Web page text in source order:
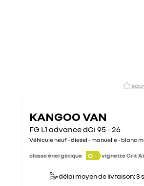
KANGOO VAN
FG L1 advance dCi 95 - 26
Véhicule neuf - diesel - manuelle - blanc
classe énergétique C vignette
délai moyen de livraison: 3